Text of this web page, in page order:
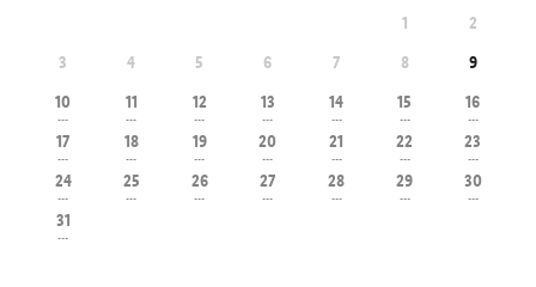
1
2
3
4 5 6 7 8
9
10
---
11
---
12
---
13
---
14
---
15
---
16
---
17
---
18
---
19
---
20
---
21
---
22
---
23
---
24
---
25
---
26
---
27
---
28
---
29
---
30
---
31
---